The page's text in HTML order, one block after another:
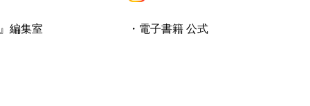
編集室 ・電子書籍 公式